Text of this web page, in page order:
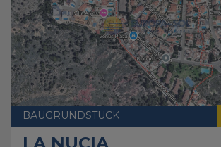
BAUGRUNDSTÜCK